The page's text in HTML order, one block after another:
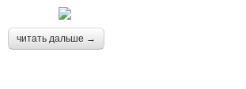
читать дальше →